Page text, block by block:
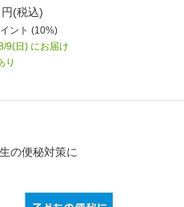
円(税込)
ント (10%)
9(日) にお届け
り
の便秘対策に